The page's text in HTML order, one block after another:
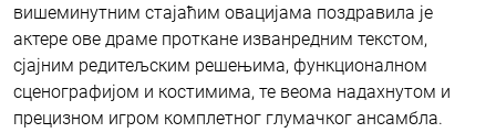
вишеминутним стајаћим овацијама поздравила је
актере ове драме проткане изванредним текстом,
сјајним редитељским решењима, функционалном
сценографијом и костимима, те веома надахнутом и
прецизном игром комплетног глумачког ансамбла.